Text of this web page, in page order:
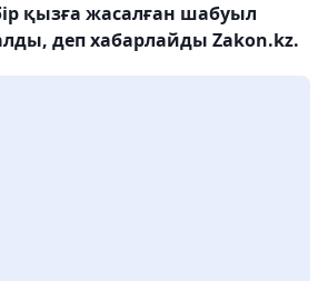
қызға жасалған шабуыл
деп хабарлайды Zakon.kz.